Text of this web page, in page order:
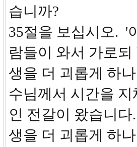
습니까?
35절을 보십시오. '
람들이 와서 가로
생을 더 괴롭게 하
수님께서 시간을
인 전갈이 왔습니
생을 더 괴롭게 하